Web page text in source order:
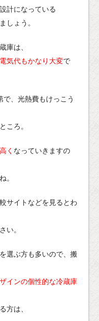
計になっている
しょう。
庫は、
気代もかなり大変で
、光熱費もけっこう
ころ。
く なっていきますの
。
サイトなどを見るとわ
い。
選ぶ方も多いので、搬
インの個性的な冷蔵庫
方は、